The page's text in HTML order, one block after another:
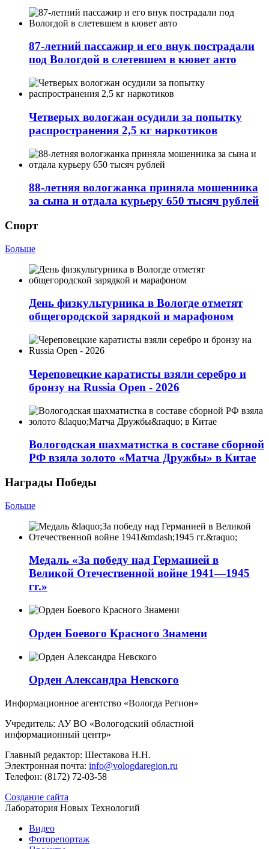
87-летний пассажир и его внук пострадали
под Вологдой в слетевшем в кювет авто
Четверых вологжан осудили за попытку
распространения 2,5 кг наркотиков
88-летняя вологжанка приняла мошенника
за сына и отдала курьеру 650 тысяч рублей
Спорт
Больше
День физкультурника в Вологде отметят
общегородской зарядкой и марафоном
Череповецкие каратисты взяли серебро и
бронзу на Russia Open - 2026
Вологодская шахматистка в составе сборной
РФ взяла золото «Матча Дружбы» в Китае
Награды Победы
Больше
Медаль «За победу над Германией в
Великой Отечественной войне 1941—1945
гг.»
Орден Боевого Красного Знамени
Орден Александра Невского
Информационное агентство «Вологда Регион»
Учредитель: АУ ВО «Вологодский областной
информационный центр»
Главный редактор: Шестакова Н.Н.
Электронная почта: info@vologdaregion.ru
Телефон: (8172) 72-03-58
Создание сайта
Лаборатория Новых Технологий
Видео
Фоторепортаж